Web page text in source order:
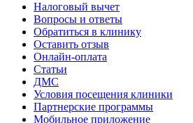
Налоговый вычет
Вопросы и ответы
Обратиться в клинику
Оставить отзыв
Онлайн-оплата
Статьи
ДМС
Условия посещения клиники
Партнерские программы
Мобильное приложение